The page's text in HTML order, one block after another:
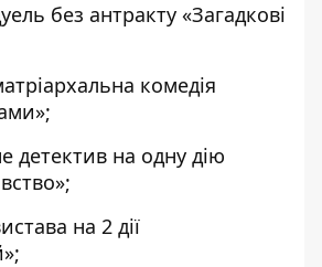
без антракту «Загадкові
комедія
детектив на одну дію
на 2 дії